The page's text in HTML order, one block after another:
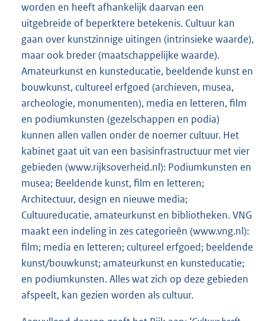
worden en heeft afhankelijk daarvan een
uitgebreide of beperktere betekenis. Cultuur kan
gaan over kunstzinnige uitingen (intrinsieke waarde),
maar ook breder (maatschappelijke waarde).
Amateurkunst en kunsteducatie, beeldende kunst en
bouwkunst, cultureel erfgoed (archieven, musea,
archeologie, monumenten), media en letteren, film
en podiumkunsten (gezelschappen en podia)
kunnen allen vallen onder de noemer cultuur. Het
kabinet gaat uit van een basisinfrastructuur met vier
gebieden (www.rijksoverheid.nl): Podiumkunsten en
musea; Beeldende kunst, film en letteren;
Architectuur, design en nieuwe media;
Cultuureducatie, amateurkunst en bibliotheken. VNG
maakt een indeling in zes categorieën (www.vng.nl):
film; media en letteren; cultureel erfgoed; beeldende
kunst/bouwkunst; amateurkunst en kunsteducatie;
en podiumkunsten. Alles wat zich op deze gebieden
afspeelt, kan gezien worden als cultuur.